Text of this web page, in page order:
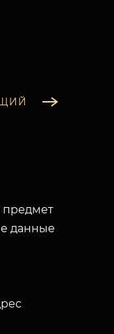
предмет
данные